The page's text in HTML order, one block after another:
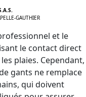
GAUTHIER
et le
le contact direct
plaies. Cependant,
gants ne remplace
qui doivent